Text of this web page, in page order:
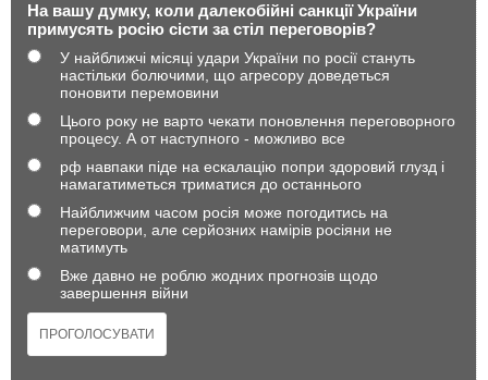
На вашу думку, коли далекобійні санкції України
примусять росію сісти за стіл переговорів?
У найближчі місяці удари України по росії стануть
настільки болючими, що агресору доведеться
поновити перемовини
Цього року не варто чекати поновлення переговорного
процесу. А от наступного - можливо все
рф навпаки піде на ескалацію попри здоровий глузд і
намагатиметься триматися до останнього
Найближчим часом росія може погодитись на
переговори, але серйозних намірів росіяни не
матимуть
Вже давно не роблю жодних прогнозів щодо
завершення війни